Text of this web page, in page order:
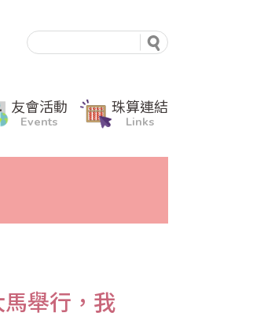
友會活動
Events
珠算連結
Links
舉行，我